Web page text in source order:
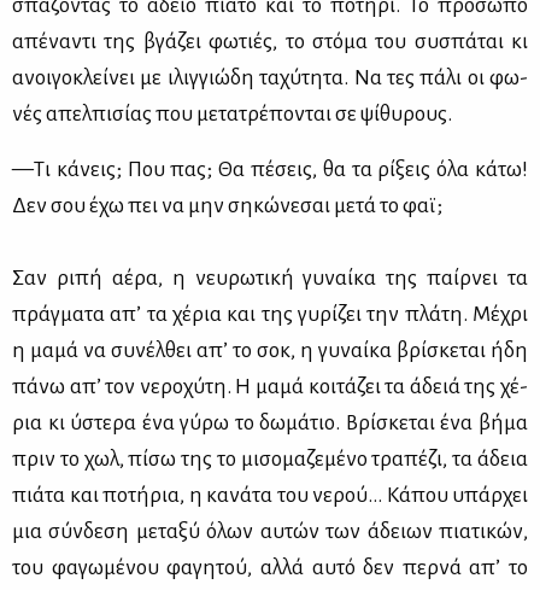
σπά­ζο­ντας το άδειο πιά­το και το πο­τή­ρι. Το πρό­σω­πο
απέ­να­ντι της βγά­ζει φω­τιές, το στό­μα του συ­σπά­ται κι
ανοι­γο­κλεί­νει με ιλιγ­γιώ­δη τα­χύ­τη­τα. Να τες πά­λι οι φω­
νές απελ­πι­σί­ας που με­τα­τρέ­πο­νται σε ψί­θυ­ρους.
—Τι κά­νεις; Που πας; Θα πέ­σεις, θα τα ρί­ξεις όλα κά­τω!
Δεν σου έχω πει να μην ση­κώ­νε­σαι με­τά το φαϊ;
Σαν ρι­πή αέ­ρα, η νευ­ρω­τι­κή γυ­ναί­κα της παίρ­νει τα
πράγ­μα­τα απ’ τα χέ­ρια και της γυ­ρί­ζει την πλά­τη. Μέ­χρι
η μα­μά να συ­νέλ­θει απ’ το σοκ, η γυ­ναί­κα βρί­σκε­ται ήδη
πά­νω απ’ τον νε­ρο­χύ­τη. Η μα­μά κοι­τά­ζει τα άδειά της χέ­
ρια κι ύστε­ρα ένα γύ­ρω το δω­μά­τιο. Βρί­σκε­ται ένα βή­μα
πριν το χωλ, πί­σω της το μι­σο­μα­ζε­μέ­νο τρα­πέ­ζι, τα άδεια
πιά­τα και πο­τή­ρια, η κα­νά­τα του νε­ρού... Κά­που υπάρ­χει
μια σύν­δε­ση με­τα­ξύ όλων αυ­τών των άδειων πια­τι­κών,
του φα­γω­μέ­νου φα­γη­τού, αλ­λά αυ­τό δεν περ­νά απ’ το